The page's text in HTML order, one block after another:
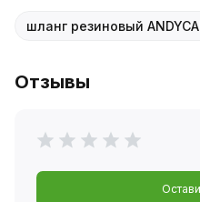
шланг резиновый
Отзывы